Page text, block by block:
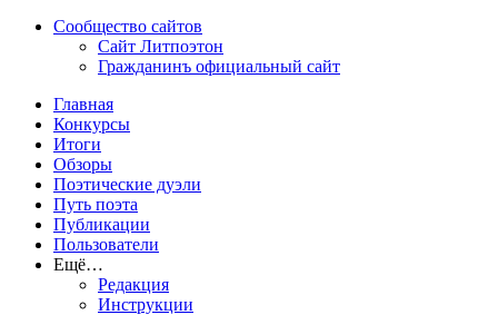
Сообщество сайтов
Сайт Литпоэтон
Гражданинъ официальный сайт
Главная
Конкурсы
Итоги
Обзоры
Поэтические дуэли
Путь поэта
Публикации
Пользователи
Ещё…
Редакция
Инструкции